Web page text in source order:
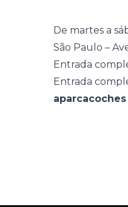
De martes a
São Paulo –
Entrada
Entrada
aparcacoches